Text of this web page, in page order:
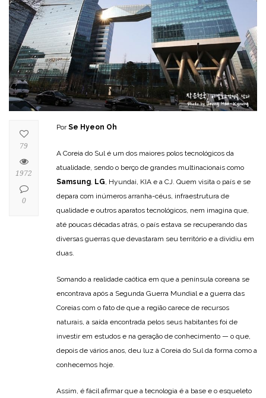
PorSe Hyeon Oh
A Coreia do Sul é um dos maiores polos tecnológicos da
atualidade, sendo o berço de grandes multinacionais como
Samsung, LG, Hyundai, KIA e a CJ. Quem visita o país e se
depara com inúmeros arranha-céus, infraestrutura de
qualidade e outros aparatos tecnológicos, nem imagina que,
até poucas décadas atrás, o país estava se recuperando das
diversas guerras que devastaram seu território e a dividiu em
duas.
Somando a realidade caótica em que a península coreana se
encontrava após a Segunda Guerra Mundial e a guerra das
Coreias com o fato de que a região carece de recursos
naturais, a saída encontrada pelos seus habitantes foi de
investir em estudos e na geração de conhecimento — o que,
depois de vários anos, deu luz à Coreia do Sul da forma como a
conhecemos hoje.
Assim, é fácil afirmar que a tecnologia é a base e o esqueleto
79
1972
0